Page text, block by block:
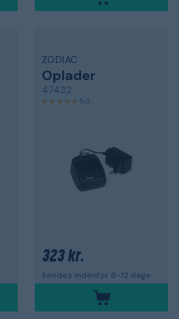
ZODIAC
Oplader
47432
5,0
323 kr.
Sendes indenfor 8-12 dage